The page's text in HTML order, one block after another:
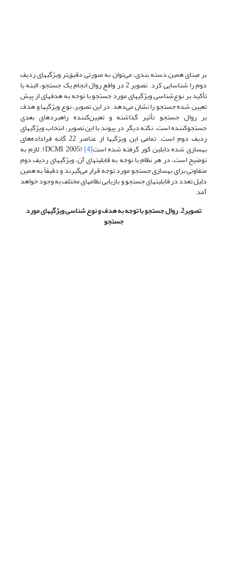
بر مبنای همین دسته بندی، می‌توان به صورتی دقیق‌تر ویژگیهای ردیف
دوم را شناسایی کرد. تصویر 2 در واقع روال انجام یک جستجو، البته با
تأکید بر نوع‌شناسی ویژگیهای مورد جستجو با توجه به هدفهای از پیش
تعیین شده جستجو را نشان می‌دهد. در این تصویر، نوع ویژگیها و هدف
بر روال جستجو تأثیر گذاشته و تعیین‌کننده راهبردهای بعدی
جستجوکننده است. نکته دیگر در پیوند با این تصویر، انتخاب ویژگیهای
ردیف دوم است. تمامی این ویژگیها از عناصر 22 گانه فراداده‌های
بهسازی شده دابلین کور گرفته شده است[4] (DCMI, 2005). لازم به
توضیح است، در هر نظام با توجه به قابلیتهای آن، ویژگیهای ردیف دوم
متفاوتی برای بهسازی جستجو مورد توجه قرار می‌گیرند و دقیقاً به همین
دلیل تعدد در قابلیتهای جستجو و بازیابی نظامهای مختلف به وجود خواهد
آمد.
تصویر2. روال جستجو با توجه به هدف و نوع شناسی ویژگیهای مورد
جستجو